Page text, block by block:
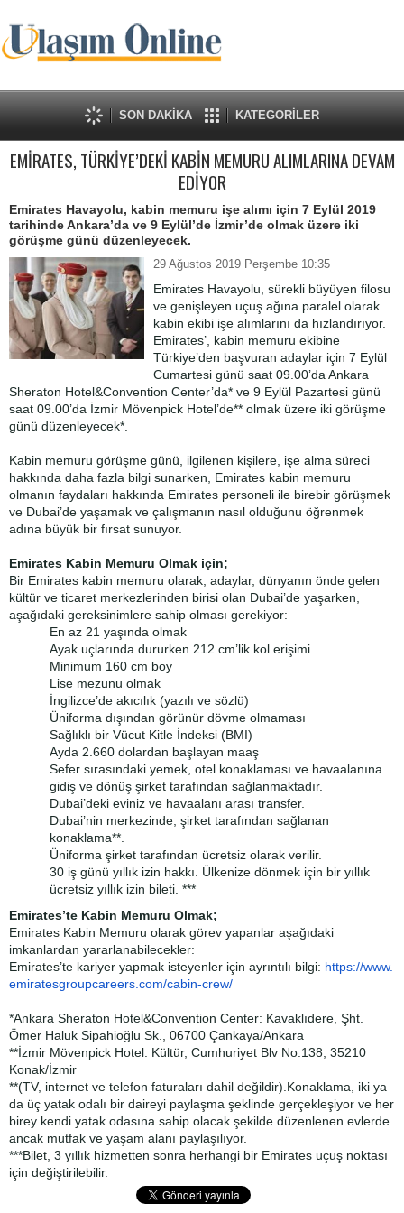
SON DAKİKA KATEGORİLER
EMİRATES, TÜRKİYE’DEKİ KABİN MEMURU ALIMLARINA DEVAM
EDİYOR
Emirates Havayolu, kabin memuru işe alımı için 7 Eylül 2019
tarihinde Ankara’da ve 9 Eylül’de İzmir’de olmak üzere iki
görüşme günü düzenleyecek.
29 Ağustos 2019 Perşembe 10:35
Emirates Havayolu, sürekli büyüyen filosu
ve genişleyen uçuş ağına paralel olarak
kabin ekibi işe alımlarını da hızlandırıyor.
Emirates’, kabin memuru ekibine
Türkiye’den başvuran adaylar için 7 Eylül
Cumartesi günü saat 09.00’da Ankara
Sheraton Hotel&Convention Center’da* ve 9 Eylül Pazartesi günü
saat 09.00’da İzmir Mövenpick Hotel’de** olmak üzere iki görüşme
günü düzenleyecek*.
Kabin memuru görüşme günü, ilgilenen kişilere, işe alma süreci
hakkında daha fazla bilgi sunarken, Emirates kabin memuru
olmanın faydaları hakkında Emirates personeli ile birebir görüşmek
ve Dubai’de yaşamak ve çalışmanın nasıl olduğunu öğrenmek
adına büyük bir fırsat sunuyor.
Emirates Kabin Memuru Olmak için;
Bir Emirates kabin memuru olarak, adaylar, dünyanın önde gelen
kültür ve ticaret merkezlerinden birisi olan Dubai’de yaşarken,
aşağıdaki gereksinimlere sahip olması gerekiyor:
En az 21 yaşında olmak
Ayak uçlarında dururken 212 cm’lik kol erişimi
Minimum 160 cm boy
Lise mezunu olmak
İngilizce’de akıcılık (yazılı ve sözlü)
Üniforma dışından görünür dövme olmaması
Sağlıklı bir Vücut Kitle İndeksi (BMI)
Ayda 2.660 dolardan başlayan maaş
Sefer sırasındaki yemek, otel konaklaması ve havaalanına
gidiş ve dönüş şirket tarafından sağlanmaktadır.
Dubai’deki eviniz ve havaalanı arası transfer.
Dubai’nin merkezinde, şirket tarafından sağlanan
konaklama**.
Üniforma şirket tarafından ücretsiz olarak verilir.
30 iş günü yıllık izin hakkı. Ülkenize dönmek için bir yıllık
ücretsiz yıllık izin bileti. ***
Emirates’te Kabin Memuru Olmak;
Emirates Kabin Memuru olarak görev yapanlar aşağıdaki
imkanlardan yararlanabilecekler:
Emirates’te kariyer yapmak isteyenler için ayrıntılı bilgi: https://www.
emiratesgroupcareers.com/cabin-crew/
*Ankara Sheraton Hotel&Convention Center: Kavaklıdere, Şht.
Ömer Haluk Sipahioğlu Sk., 06700 Çankaya/Ankara
**İzmir Mövenpick Hotel: Kültür, Cumhuriyet Blv No:138, 35210
Konak/İzmir
**(TV, internet ve telefon faturaları dahil değildir).Konaklama, iki ya
da üç yatak odalı bir daireyi paylaşma şeklinde gerçekleşiyor ve her
birey kendi yatak odasına sahip olacak şekilde düzenlenen evlerde
ancak mutfak ve yaşam alanı paylaşılıyor.
***Bilet, 3 yıllık hizmetten sonra herhangi bir Emirates uçuş noktası
için değiştirilebilir.